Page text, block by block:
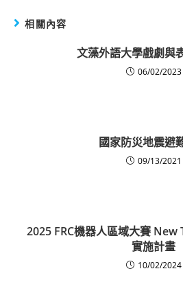
相關內容
文藻外語大學戲劇與
06/02/2023
國家防災地震避
09/13/2021
2025 FRC機器人區域大賽
實施計畫
10/02/2024